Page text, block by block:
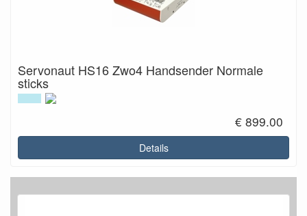
Servonaut HS16 Zwo4 Handsender Normale
sticks
€ 899.00
Details